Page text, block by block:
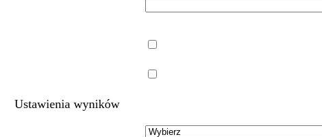
Ustawienia wyników